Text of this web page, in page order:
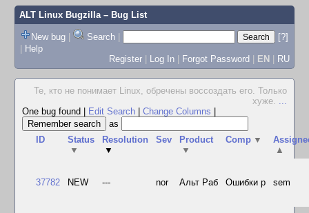
ALT Linux Bugzilla– Bug List
New bug | Search |
[?]
| Help
Register | Log In | Forgot Password | EN | RU
Те, кто не понимает Linux, обречены воссоздать его. Только
хуже. ...
One bug found
Edit Search Change Columns
as
ID
Status
▼
Resolution
▼
Sev
Product
▼
Comp ▼
▲
37782 NEW --- nor Альт Раб Ошибки р sem